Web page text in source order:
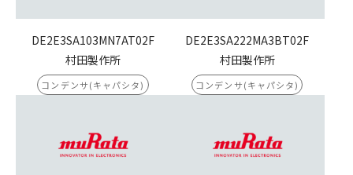
DE2E3SA103MN7AT02F
村田製作所
コンデンサ(キャパシタ)
DE2E3SA222MA3BT02F
村田製作所
コンデンサ(キャパシタ)